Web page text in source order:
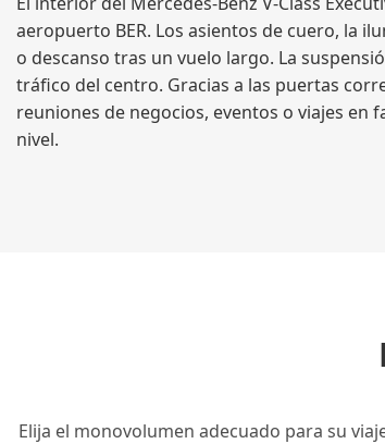
aeropuerto BER. Los asientos de cuero, la
o descanso tras un vuelo largo. La
tráfico del centro. Gracias a las puertas
reuniones de negocios, eventos o viajes en
nivel.
Elija el monovolumen adecuado para su